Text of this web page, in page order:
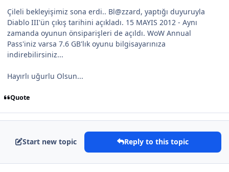
Çileli bekleyişimiz sona erdi.. Bl@zzard, yaptığı duyuruyla
Diablo III'ün çıkış tarihini açıkladı. 15 MAYIS 2012 - Aynı
zamanda oyunun önsiparişleri de açıldı. WoW Annual
Pass'iniz varsa 7.6 GB'lık oyunu bilgisayarınıza
indirebilirsiniz...
Hayırlı uğurlu Olsun...
Quote
Start new topic Reply to this topic